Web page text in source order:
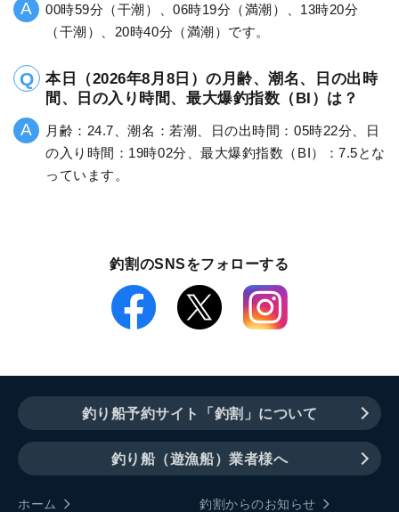
00時59分（干潮）、06時19分（満潮）、13時20分
（干潮）、20時40分（満潮）です。
本日（2026年8月8日）の月齢、潮名、日の出時
間、日の入り時間、最大爆釣指数（BI）は？
月齢：24.7、潮名：若潮、日の出時間：05時22分、日
の入り時間：19時02分、最大爆釣指数（BI）：7.5とな
っています。
釣割のSNSをフォローする
釣り船予約サイト「釣割」について
釣り船（遊漁船）業者様へ
ホーム
釣割からのお知らせ